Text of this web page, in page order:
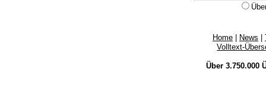
Home News
Volltext-
Über 3.750.000